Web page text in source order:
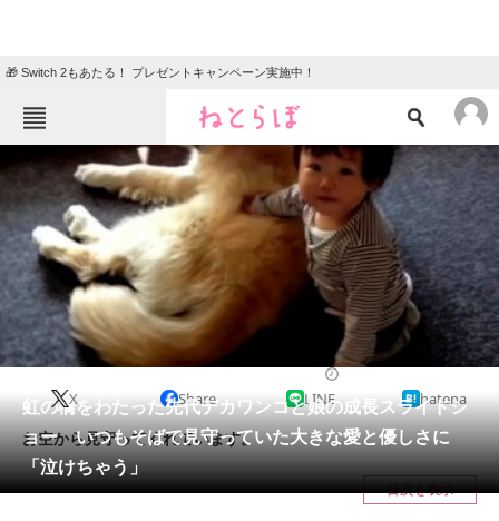
🎁 Switch 2もあたる！ プレゼントキャンペーン実施中！
ねとらぼメニュー
TOP ニュース
エンタメ クイズ
グルメ
住まい
動物
会員記事
メディア
注目記事を集めた総合ページ
虹の橋をわたった先代デカワンコと娘の成長スライドシ
ョー いつもそばで見守っていた大きな愛と優しさに
「泣けちゃう」
X Share LINE hatena
お空から見守ってくれています。
目次を表示